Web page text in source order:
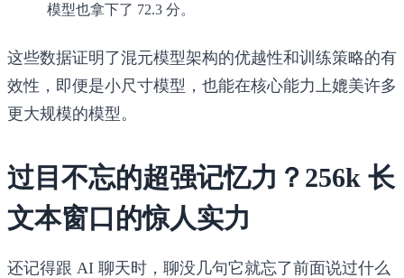
模型也拿下了 72.3 分。
这些数据证明了混元模型架构的优越性和训练策略的有
效性，即便是小尺寸模型，也能在核心能力上媲美许多
更大规模的模型。
过目不忘的超强记忆力？256k 长
文本窗口的惊人实力
还记得跟 AI 聊天时，聊没几句它就忘了前面说过什么